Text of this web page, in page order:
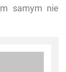
samym nie